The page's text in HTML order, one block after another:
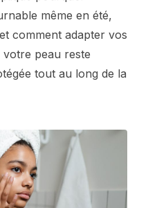
même en été,
comment adapter vos
votre peau reste
tout au long de la